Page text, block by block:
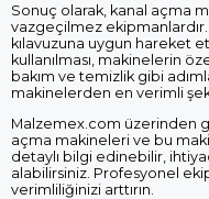
Sonuç olarak, kanal açma
vazgeçilmez
kılavuzuna uygun hareket
kullanılması, makinelerin
bakım ve temizlik gibi
makinelerden en verimli
Malzemex.com üzerinden
açma makineleri ve bu
detaylı bilgi edinebilir,
alabilirsiniz. Profesyonel
verimliliğinizi arttırın.